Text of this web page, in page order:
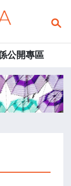
公開專區